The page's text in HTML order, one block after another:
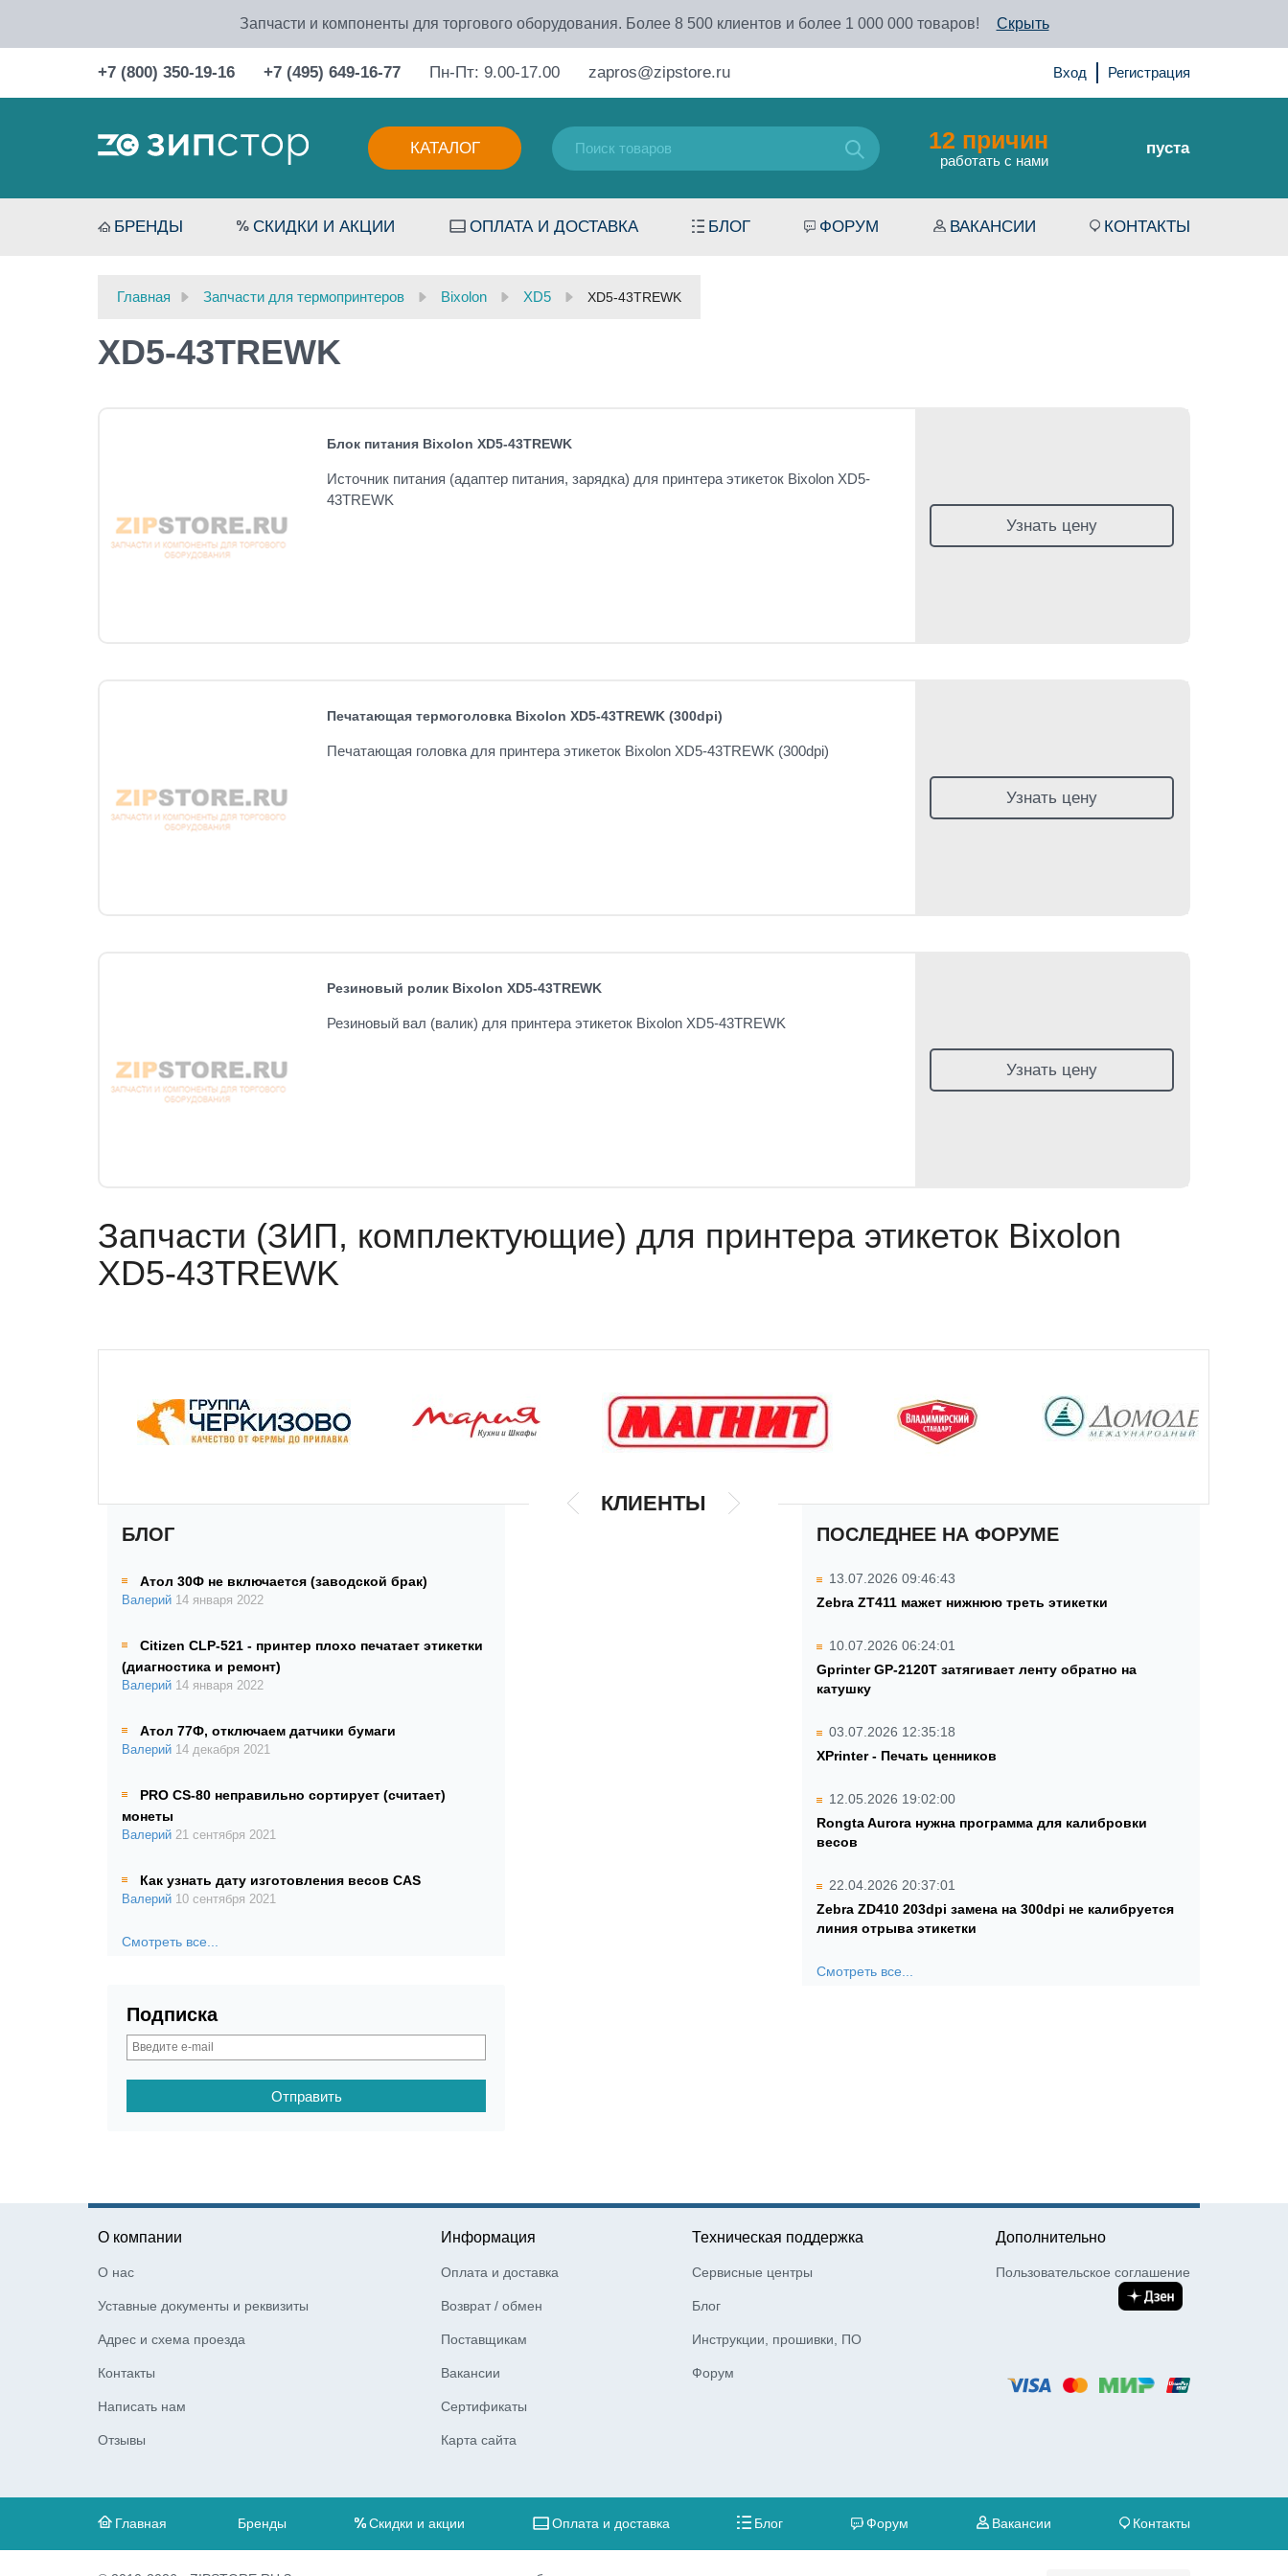
Запчасти и компоненты для торгового оборудования. Более 8 500 клиентов и более 1 000 000 товаров! Скрыть
+7 (800) 350-19-16 +7 (495) 649-16-77 Пн-Пт: 9.00-17.00 zapros@zipstore.ru Вход Регистрация
КАТАЛОГ 12 причин
работать с нами
пуста
БРЕНДЫ СКИДКИ И АКЦИИ ОПЛАТА И ДОСТАВКА БЛОГ ФОРУМ ВАКАНСИИ КОНТАКТЫ
Главная Запчасти для термопринтеров Bixolon XD5 XD5-43TREWK
XD5-43TREWK
Блок питания Bixolon XD5-43TREWK
Источник питания (адаптер питания, зарядка) для принтера этикеток Bixolon XD5-
43TREWK
Узнать цену
Печатающая термоголовка Bixolon XD5-43TREWK (300dpi)
Печатающая головка для принтера этикеток Bixolon XD5-43TREWK (300dpi)
Узнать цену
Резиновый ролик Bixolon XD5-43TREWK
Резиновый вал (валик) для принтера этикеток Bixolon XD5-43TREWK
Узнать цену
Запчасти (ЗИП, комплектующие) для принтера этикеток Bixolon
XD5-43TREWK
КЛИЕНТЫ
БЛОГ
Атол 30Ф не включается (заводской брак)
Валерий 14 января 2022
Citizen CLP-521 - принтер плохо печатает этикетки
(диагностика и ремонт)
Валерий 14 января 2022
Атол 77Ф, отключаем датчики бумаги
Валерий 14 декабря 2021
PRO CS-80 неправильно сортирует (считает)
монеты
Валерий 21 сентября 2021
Как узнать дату изготовления весов CAS
Валерий 10 сентября 2021
Смотреть все...
Подписка
ПОСЛЕДНЕЕ НА ФОРУМЕ
13.07.2026 09:46:43
Zebra ZT411 мажет нижнюю треть этикетки
10.07.2026 06:24:01
Gprinter GP-2120T затягивает ленту обратно на
катушку
03.07.2026 12:35:18
XPrinter - Печать ценников
12.05.2026 19:02:00
Rongta Aurora нужна программа для калибровки
весов
22.04.2026 20:37:01
Zebra ZD410 203dpi замена на 300dpi не калибруется
линия отрыва этикетки
Смотреть все...
О компании
О нас
Уставные документы и реквизиты
Адрес и схема проезда
Контакты
Написать нам
Отзывы
Информация
Оплата и доставка
Возврат / обмен
Поставщикам
Вакансии
Сертификаты
Карта сайта
Техническая поддержка
Сервисные центры
Блог
Инструкции, прошивки, ПО
Форум
Дополнительно
Пользовательское соглашение
Главная Бренды Скидки и акции Оплата и доставка Блог Форум Вакансии Контакты